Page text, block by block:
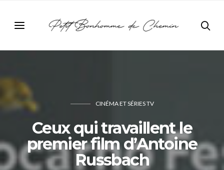
CINÉMA ET SÉRIES TV
Ceux qui travaillent le
premier film d’Antoine
Russbach